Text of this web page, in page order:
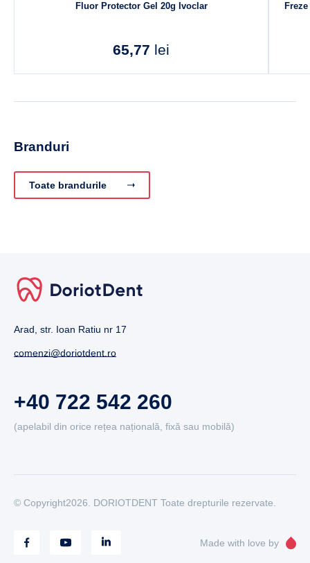
Fluor Protector Gel 20g Ivoclar
65,77 lei
Branduri
Toate brandurile
Arad, str. Ioan Ratiu nr 17
comenzi@doriotdent.ro
+40 722 542 260
(apelabil din orice rețea națională, fixă sau mobilă)
© Copyright2026. DORIOTDENT Toate drepturile rezervate.
Made with love by